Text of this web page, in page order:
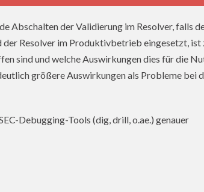
Abschalten der Validierung im Resolver, falls
Resolver im Produktivbetrieb eingesetzt, ist
sind und welche Auswirkungen dies für die
größere Auswirkungen als Probleme bei
Debugging-Tools (dig, drill, o.ae.) genauer